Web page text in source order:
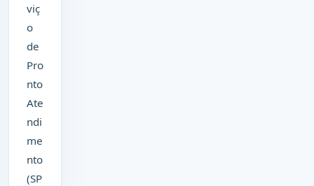
viç
o
de
Pro
nto
Ate
ndi
me
nto
(SP